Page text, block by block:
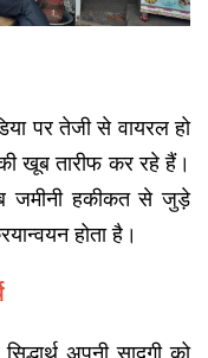
पर तेजी से वायरल हो
खूब तारीफ कर रहे हैं।
जमीनी हकीकत से जुड़े
होता है।